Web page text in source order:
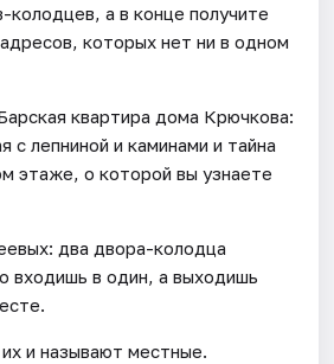
колодцев, а в конце получите
которых нет ни в одном
квартира дома Крючкова:
с лепниной и каминами и тайна
этаже, о которой вы узнаете
два двора-колодца
входишь в один, а выходишь
и называют местные.